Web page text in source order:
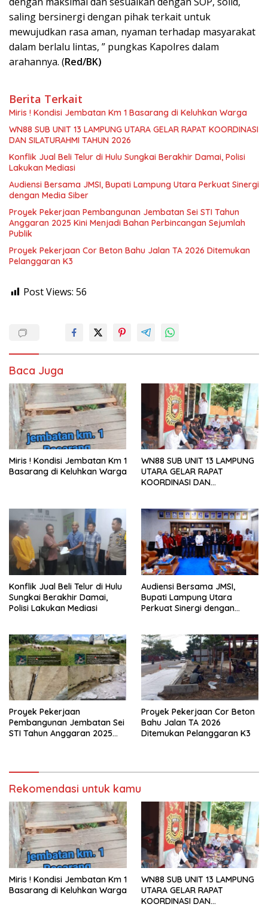
saling bersinergi dengan pihak terkait untuk
mewujudkan rasa aman, nyaman terhadap masyarakat
dalam berlalu lintas, ” pungkas Kapolres dalam
arahannya. (Red/BK)
Berita Terkait
Miris ! Kondisi Jembatan Km 1 Basarang di Keluhkan Warga
WN88 SUB UNIT 13 LAMPUNG UTARA GELAR RAPAT KOORDINASI
DAN SILATURAHMI TAHUN 2026
Konflik Jual Beli Telur di Hulu Sungkai Berakhir Damai, Polisi
Lakukan Mediasi
Audiensi Bersama JMSI, Bupati Lampung Utara Perkuat Sinergi
dengan Media Siber
Proyek Pekerjaan Pembangunan Jembatan Sei STI Tahun
Anggaran 2025 Kini Menjadi Bahan Perbincangan Sejumlah
Publik
Proyek Pekerjaan Cor Beton Bahu Jalan TA 2026 Ditemukan
Pelanggaran K3
Post Views: 56
Baca Juga
Miris ! Kondisi Jembatan Km 1
Basarang di Keluhkan Warga
WN88 SUB UNIT 13 LAMPUNG
UTARA GELAR RAPAT
KOORDINASI DAN
Konflik Jual Beli Telur di Hulu
Sungkai Berakhir Damai,
Polisi Lakukan Mediasi
Audiensi Bersama JMSI,
Bupati Lampung Utara
Perkuat Sinergi dengan
Proyek Pekerjaan
Pembangunan Jembatan Sei
STI Tahun Anggaran 2025
Proyek Pekerjaan Cor Beton
Bahu Jalan TA 2026
Ditemukan Pelanggaran K3
Rekomendasi untuk kamu
Miris ! Kondisi Jembatan Km 1
Basarang di Keluhkan Warga
WN88 SUB UNIT 13 LAMPUNG
UTARA GELAR RAPAT
KOORDINASI DAN